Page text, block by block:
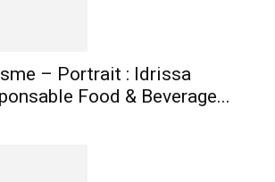
– Portrait : Idrissa
Food & Beverage...